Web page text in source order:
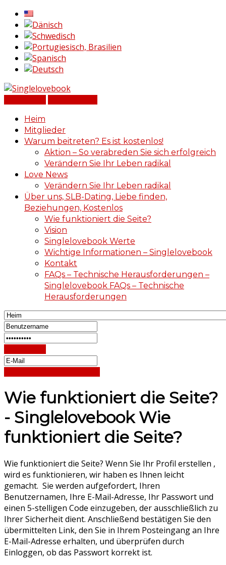
Heim
Mitglieder
Warum beitreten? Es ist kostenlos!
Aktion – So verabreden Sie sich erfolgreich
Verändern Sie Ihr Leben radikal
Love News
Verändern Sie Ihr Leben radikal
Über uns, SLB-Dating, Liebe finden,
Beziehungen, Kostenlos
Wie funktioniert die Seite?
Vision
Singlelovebook Werte
Wichtige Informationen – Singlelovebook
Kontakt
FAQs – Technische Herausforderungen –
Singlelovebook FAQs – Technische
Herausforderungen
Wie funktioniert die Seite?
- Singlelovebook Wie
funktioniert die Seite?
Wie funktioniert die Seite? Wenn Sie Ihr Profil erstellen ,
wird es funktionieren, wir haben es Ihnen leicht
gemacht. Sie werden aufgefordert, Ihren
Benutzernamen, Ihre E-Mail-Adresse, Ihr Passwort und
einen 5-stelligen Code einzugeben, der ausschließlich zu
Ihrer Sicherheit dient. Anschließend bestätigen Sie den
übermittelten Link, den Sie in Ihrem Posteingang an Ihre
E-Mail-Adresse erhalten, und überprüfen durch
Einloggen, ob das Passwort korrekt ist.